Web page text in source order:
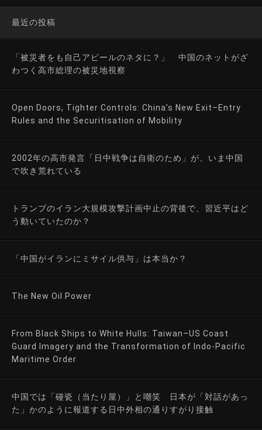
最近の投稿
「被災者をも自己アピールのネタに？」 中国のネットがざ
わつく高市総理の被災地視察
Open Doors, Tighter Controls: China’s New Exit–Entry
Rules and the Securitisation of Mobility
2002年の高市発言「日中戦争は自衛のため」が、いま中国
で吹き荒れている
トランプのイラン大規模攻撃計画中止の背後で、習近平はど
う動いていたのか？
「中国がイランにミサイル供与」は本当か？
The New Oil Power
From Black Ships to White Hulls: Taiwan–US Coast
Guard Imagery and the Transformation of Indo-Pacific
Maritime Order
中国では「碰瓷（当たり屋）」と嘲笑 日本が「対話があっ
た」かのように報道する日中外相の通りすがり接触